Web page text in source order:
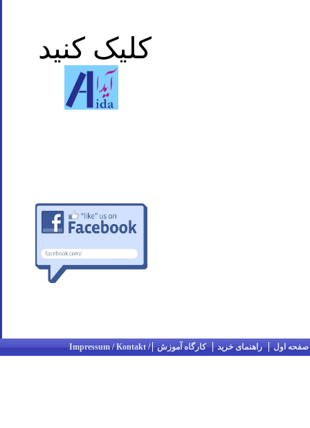
کلیک کنید
صفحه اول راهنمای خرید کارگاه آموزش